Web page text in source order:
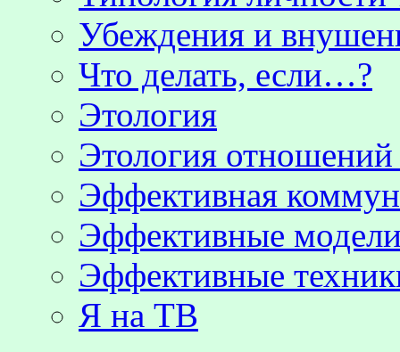
Убеждения и
Что делать, если…?
Этология
Этология
Эффективная
Эффективные
Эффективные
Я на ТВ